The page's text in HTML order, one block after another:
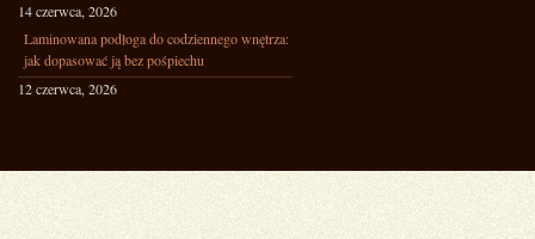
14 czerwca, 2026
Laminowana podłoga do codziennego wnętrza:
jak dopasować ją bez pośpiechu
12 czerwca, 2026